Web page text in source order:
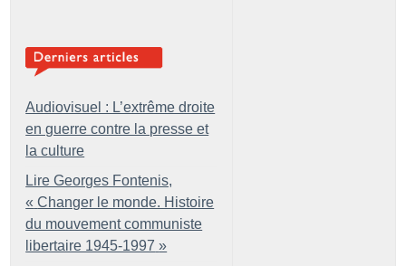
Audiovisuel : L’extrême droite
en guerre contre la presse et
la culture
Lire Georges Fontenis,
« Changer le monde. Histoire
du mouvement communiste
libertaire 1945-1997 »